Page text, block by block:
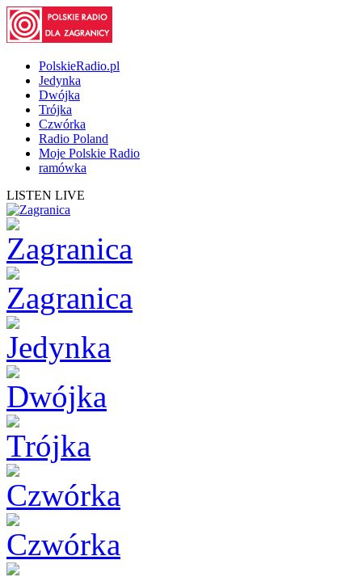
PolskieRadio.pl
Jedynka
Dwójka
Trójka
Czwórka
Radio Poland
Moje Polskie Radio
ramówka
LISTEN LIVE